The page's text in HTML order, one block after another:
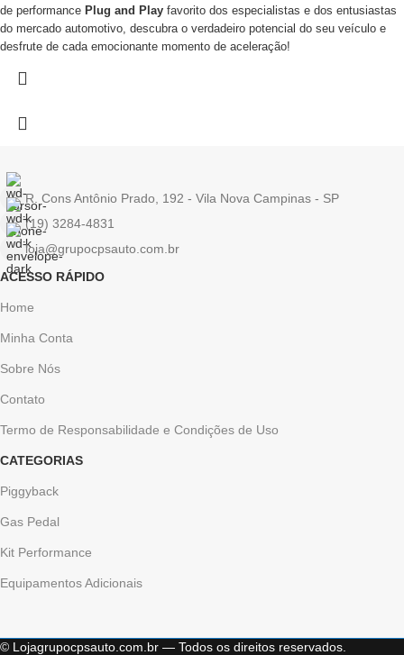
de performance Plug and Play favorito dos especialistas e dos entusiastas
do mercado automotivo, descubra o verdadeiro potencial do seu veículo e
desfrute de cada emocionante momento de aceleração!
R. Cons Antônio Prado, 192 - Vila Nova Campinas - SP
(19) 3284-4831
loja@grupocpsauto.com.br
ACESSO RÁPIDO
Home
Minha Conta
Sobre Nós
Contato
Termo de Responsabilidade e Condições de Uso
CATEGORIAS
Piggyback
Gas Pedal
Kit Performance
Equipamentos Adicionais
© Lojagrupocpsauto.com.br — Todos os direitos reservados.